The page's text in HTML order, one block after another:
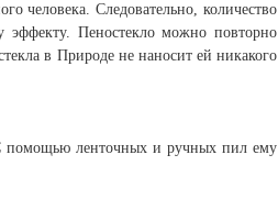
человека. Следовательно, количество
эффекту. Пеностекло можно повторно
в Природе не наносит ей никакого
С помощью ленточных и ручных пил ему